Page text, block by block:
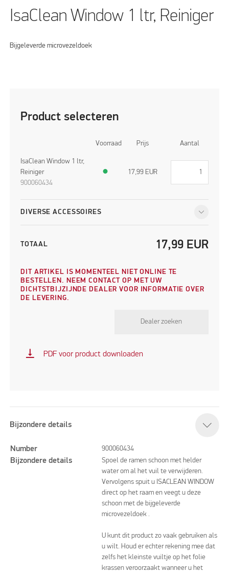
IsaClean Window 1 ltr, Reiniger
Bijgeleverde microvezeldoek
Product selecteren
Voorraad Prijs Aantal
IsaClean Window 1 ltr,
Reiniger
900060434
● 17,99 EUR
DIVERSE ACCESSOIRES
TOTAAL 17,99 EUR
DIT ARTIKEL IS MOMENTEEL NIET ONLINE TE
BESTELLEN. NEEM CONTACT OP MET UW
DICHTSTBIJZIJNDE DEALER VOOR INFORMATIE OVER
DE LEVERING.
Dealer zoeken
vertical_align_bottom PDF voor product downloaden
Bijzondere details
Number 900060434
Bijzondere details
Spoel de ramen schoon met helder
water om al het vuil te verwijderen.
Vervolgens spuit u ISACLEAN WINDOW
direct op het raam en veegt u deze
schoon met de bijgeleverde
microvezeldoek .
U kunt dit product zo vaak gebruiken als
u wilt. Houd er echter rekening mee dat
zelfs het kleinste vuiltje op het folie
krassen veroorzaakt wanneer u het